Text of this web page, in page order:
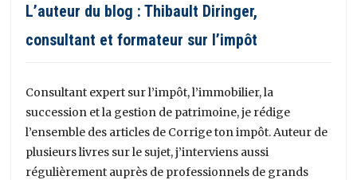
L’auteur du blog : Thibault Diringer,
consultant et formateur sur l’impôt
Consultant expert sur l’impôt, l’immobilier, la
succession et la gestion de patrimoine, je rédige
l’ensemble des articles de Corrige ton impôt. Auteur de
plusieurs livres sur le sujet, j’interviens aussi
régulièrement auprès de professionnels de grands